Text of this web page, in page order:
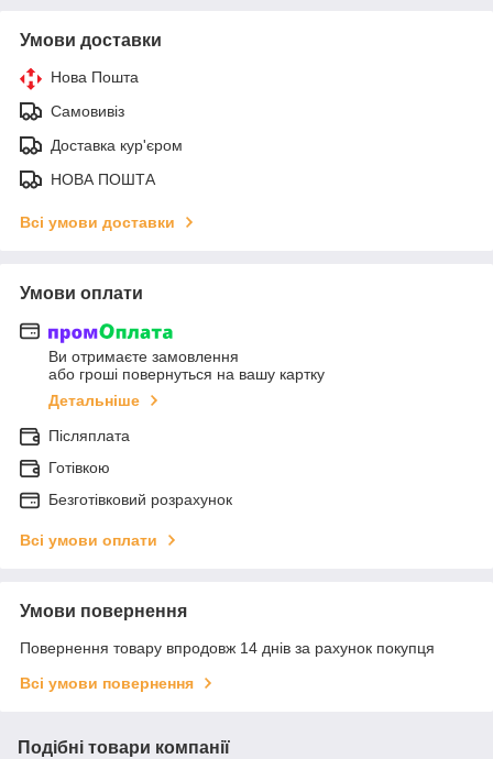
Умови доставки
Нова Пошта
Самовивіз
Доставка кур'єром
НОВА ПОШТА
Всі умови доставки
Умови оплати
Ви отримаєте замовлення
або гроші повернуться на вашу картку
Детальніше
Післяплата
Готівкою
Безготівковий розрахунок
Всі умови оплати
Умови повернення
Повернення товару впродовж 14 днів за рахунок покупця
Всі умови повернення
Подібні товари компанії